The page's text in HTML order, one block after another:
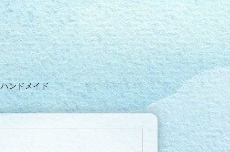
ハンドメイド